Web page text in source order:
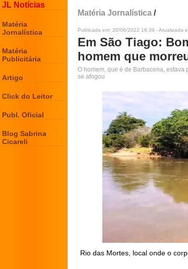
JL Notícias
Matéria
Jornalística
Matéria
Publicitária
Artigo
Click do Leitor
Publ. Oficial
Blog Sabrina
Cicareli
Matéria Jornalística /
Publicada em: 20/06/2022 16:39 - Atualizada
Em São Tiago:
homem que
O homem, que é de Barbacena,
se afogou
Rio das Mortes, local onde o